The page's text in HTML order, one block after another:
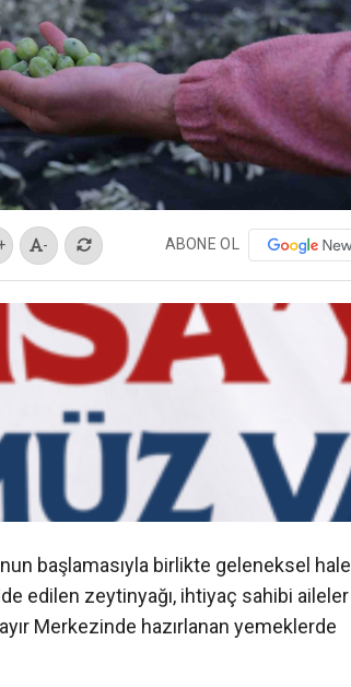
- ABONE OL
başlamasıyla birlikte geleneksel hale
edilen zeytinyağı, ihtiyaç sahibi aileler
Merkezinde hazırlanan yemeklerde